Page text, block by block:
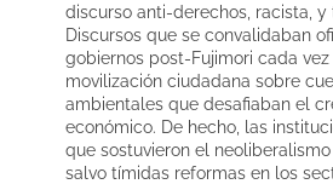
discurso anti-derechos, racista, y
Discursos que se convalidaban
gobiernos post-Fujimori cada
movilización ciudadana sobre
ambientales que desafiaban el
económico. De hecho, las
que sostuvieron el neoliberalismo
salvo tímidas reformas en los